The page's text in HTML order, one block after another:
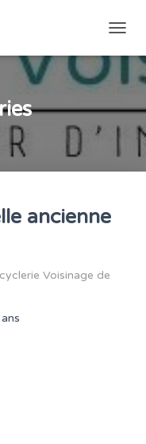
LA
ancienne
Voisinage de